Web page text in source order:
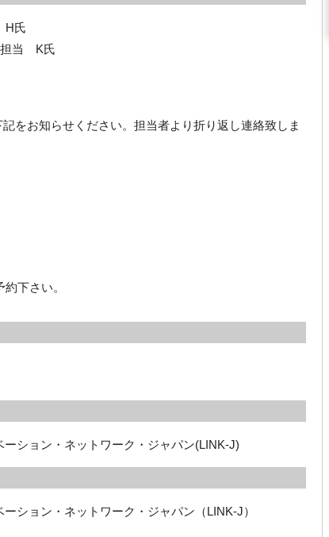
H氏
担当 K氏
お知らせください。担当者より折り返し連絡致しま
下さい。
ション・ネットワーク・ジャパン(LINK-J)
ション・ネットワーク・ジャパン（LINK-J）